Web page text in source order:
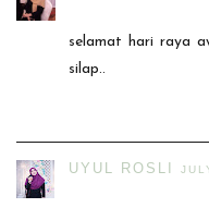
selamat hari raya
silap..
UYUL ROSLI